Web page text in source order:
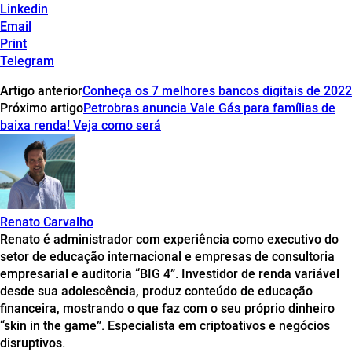
Linkedin
Email
Print
Telegram
Artigo anteriorConheça os 7 melhores bancos digitais de 2022
Próximo artigoPetrobras anuncia Vale Gás para famílias de
baixa renda! Veja como será
Renato Carvalho
Renato é administrador com experiência como executivo do
setor de educação internacional e empresas de consultoria
empresarial e auditoria “BIG 4”. Investidor de renda variável
desde sua adolescência, produz conteúdo de educação
financeira, mostrando o que faz com o seu próprio dinheiro
“skin in the game”. Especialista em criptoativos e negócios
disruptivos.